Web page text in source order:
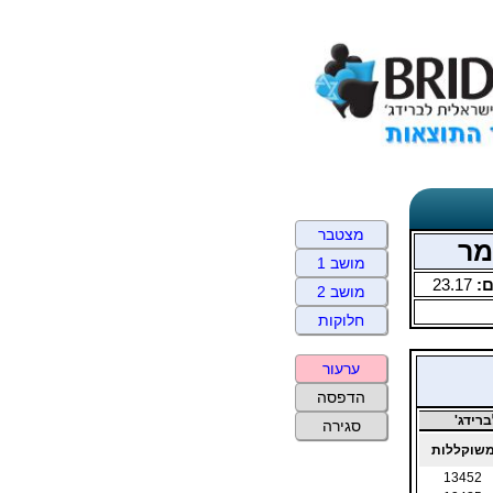
23.17
משוקללות
13452
מצטבר
מושב 1
מושב 2
חלוקות
ערעור
הדפסה
סגירה